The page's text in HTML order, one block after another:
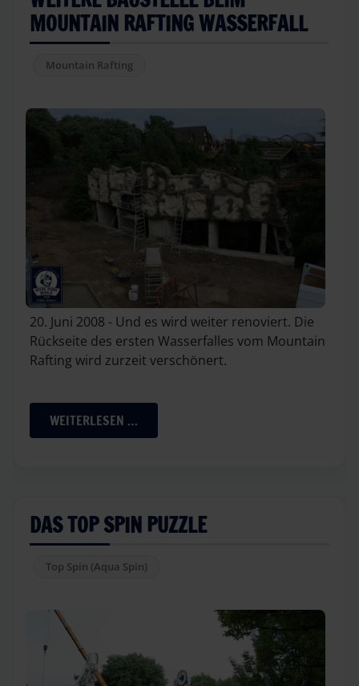
MOUNTAIN RAFTING WASSERFALL
Mountain Rafting
20. Juni 2008 - Und es wird weiter renoviert. Die
Rückseite des ersten Wasserfalles vom Mountain
Rafting wird zurzeit verschönert.
WEITERLESEN …
DAS TOP SPIN PUZZLE
Top Spin (Aqua Spin)